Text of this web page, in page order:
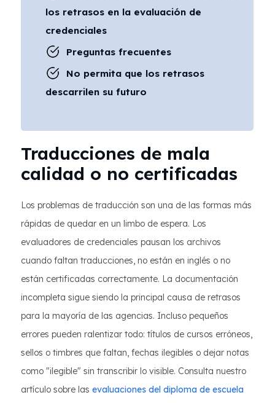
los retrasos en la evaluación de
credenciales
Preguntas frecuentes
No permita que los retrasos
descarrilen su futuro
Traducciones de mala
calidad o no certificadas
Los problemas de traducción son una de las formas más
rápidas de quedar en un limbo de espera. Los
evaluadores de credenciales pausan los archivos
cuando faltan traducciones, no están en inglés o no
están certificadas correctamente. La documentación
incompleta sigue siendo la principal causa de retrasos
para la mayoría de las agencias. Incluso pequeños
errores pueden ralentizar todo: títulos de cursos erróneos,
sellos o timbres que faltan, fechas ilegibles o dejar notas
como "ilegible" sin transcribir lo visible. Consulta nuestro
artículo sobre las evaluaciones del diploma de escuela